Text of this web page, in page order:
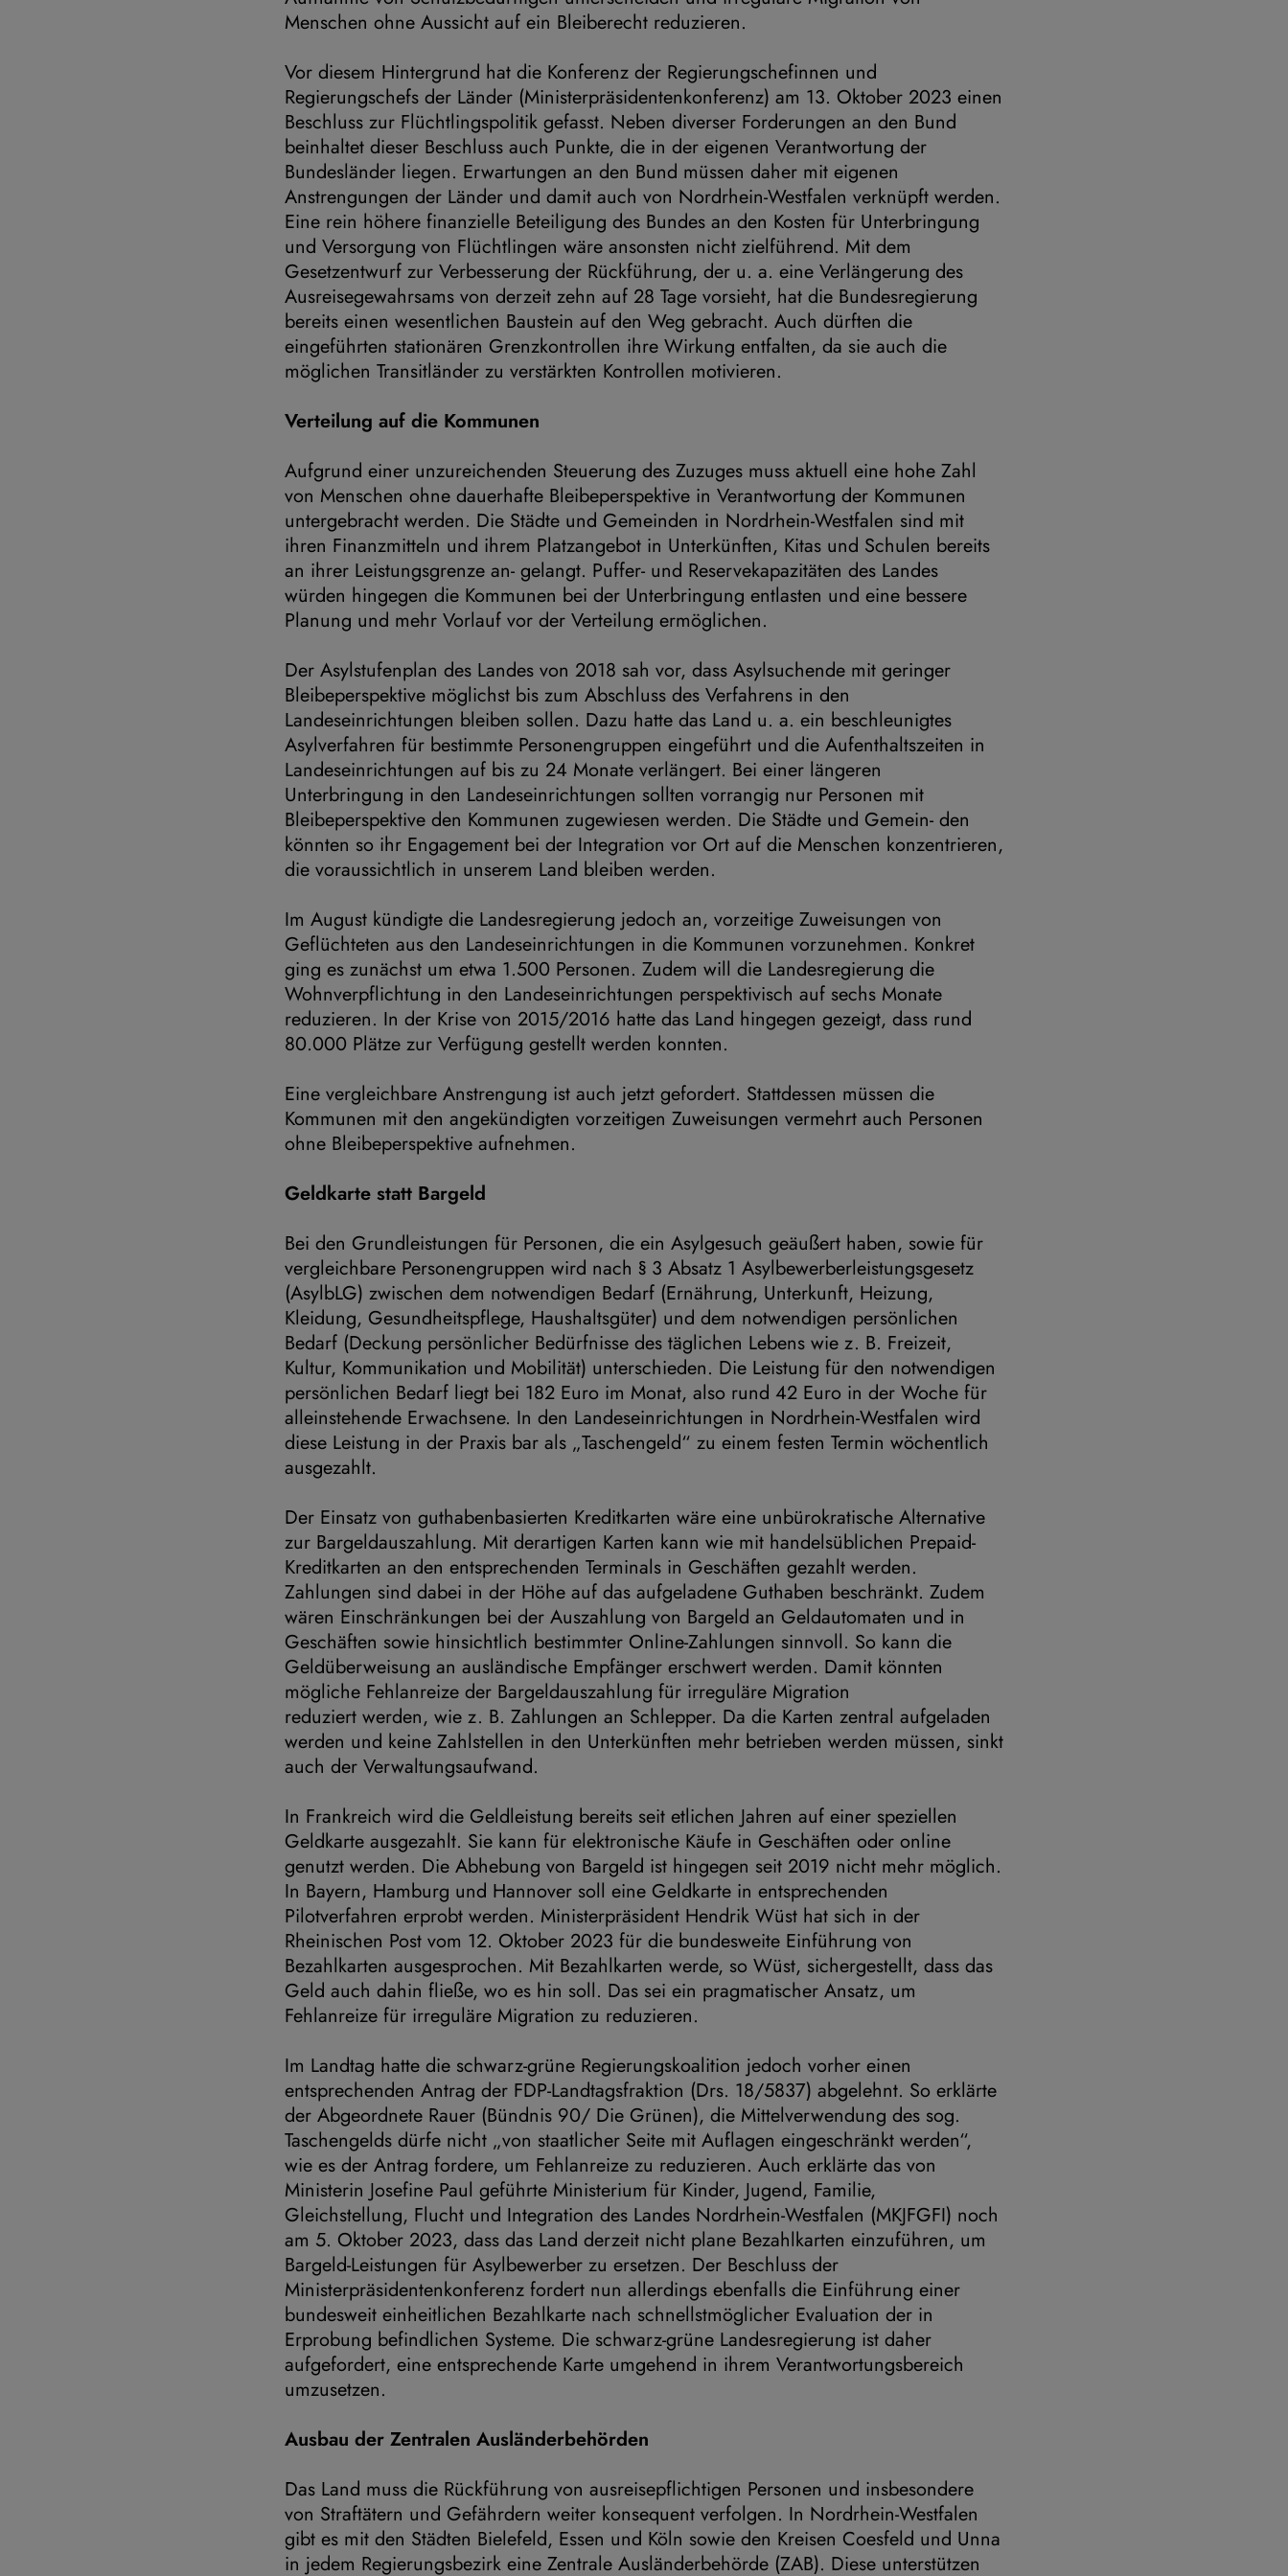
Menschen ohne Aussicht auf ein Bleiberecht reduzieren.
Vor diesem Hintergrund hat die Konferenz der Regierungschefinnen und
Regierungschefs der Länder (Ministerpräsidentenkonferenz) am 13. Oktober 2023 einen
Beschluss zur Flüchtlingspolitik gefasst. Neben diverser Forderungen an den Bund
beinhaltet dieser Beschluss auch Punkte, die in der eigenen Verantwortung der
Bundesländer liegen. Erwartungen an den Bund müssen daher mit eigenen
Anstrengungen der Länder und damit auch von Nordrhein-Westfalen verknüpft werden.
Eine rein höhere finanzielle Beteiligung des Bundes an den Kosten für Unterbringung
und Versorgung von Flüchtlingen wäre ansonsten nicht zielführend. Mit dem
Gesetzentwurf zur Verbesserung der Rückführung, der u. a. eine Verlängerung des
Ausreisegewahrsams von derzeit zehn auf 28 Tage vorsieht, hat die Bundesregierung
bereits einen wesentlichen Baustein auf den Weg gebracht. Auch dürften die
eingeführten stationären Grenzkontrollen ihre Wirkung entfalten, da sie auch die
möglichen Transitländer zu verstärkten Kontrollen motivieren.
Verteilung auf die Kommunen
Aufgrund einer unzureichenden Steuerung des Zuzuges muss aktuell eine hohe Zahl
von Menschen ohne dauerhafte Bleibeperspektive in Verantwortung der Kommunen
untergebracht werden. Die Städte und Gemeinden in Nordrhein-Westfalen sind mit
ihren Finanzmitteln und ihrem Platzangebot in Unterkünften, Kitas und Schulen bereits
an ihrer Leistungsgrenze an- gelangt. Puffer- und Reservekapazitäten des Landes
würden hingegen die Kommunen bei der Unterbringung entlasten und eine bessere
Planung und mehr Vorlauf vor der Verteilung ermöglichen.
Der Asylstufenplan des Landes von 2018 sah vor, dass Asylsuchende mit geringer
Bleibeperspektive möglichst bis zum Abschluss des Verfahrens in den
Landeseinrichtungen bleiben sollen. Dazu hatte das Land u. a. ein beschleunigtes
Asylverfahren für bestimmte Personengruppen eingeführt und die Aufenthaltszeiten in
Landeseinrichtungen auf bis zu 24 Monate verlängert. Bei einer längeren
Unterbringung in den Landeseinrichtungen sollten vorrangig nur Personen mit
Bleibeperspektive den Kommunen zugewiesen werden. Die Städte und Gemein- den
könnten so ihr Engagement bei der Integration vor Ort auf die Menschen konzentrieren,
die voraussichtlich in unserem Land bleiben werden.
Im August kündigte die Landesregierung jedoch an, vorzeitige Zuweisungen von
Geflüchteten aus den Landeseinrichtungen in die Kommunen vorzunehmen. Konkret
ging es zunächst um etwa 1.500 Personen. Zudem will die Landesregierung die
Wohnverpflichtung in den Landeseinrichtungen perspektivisch auf sechs Monate
reduzieren. In der Krise von 2015/2016 hatte das Land hingegen gezeigt, dass rund
80.000 Plätze zur Verfügung gestellt werden konnten.
Eine vergleichbare Anstrengung ist auch jetzt gefordert. Stattdessen müssen die
Kommunen mit den angekündigten vorzeitigen Zuweisungen vermehrt auch Personen
ohne Bleibeperspektive aufnehmen.
Geldkarte statt Bargeld
Bei den Grundleistungen für Personen, die ein Asylgesuch geäußert haben, sowie für
vergleichbare Personengruppen wird nach § 3 Absatz 1 Asylbewerberleistungsgesetz
(AsylbLG) zwischen dem notwendigen Bedarf (Ernährung, Unterkunft, Heizung,
Kleidung, Gesundheitspflege, Haushaltsgüter) und dem notwendigen persönlichen
Bedarf (Deckung persönlicher Bedürfnisse des täglichen Lebens wie z. B. Freizeit,
Kultur, Kommunikation und Mobilität) unterschieden. Die Leistung für den notwendigen
persönlichen Bedarf liegt bei 182 Euro im Monat, also rund 42 Euro in der Woche für
alleinstehende Erwachsene. In den Landeseinrichtungen in Nordrhein-Westfalen wird
diese Leistung in der Praxis bar als „Taschengeld“ zu einem festen Termin wöchentlich
ausgezahlt.
Der Einsatz von guthabenbasierten Kreditkarten wäre eine unbürokratische Alternative
zur Bargeldauszahlung. Mit derartigen Karten kann wie mit handelsüblichen Prepaid-
Kreditkarten an den entsprechenden Terminals in Geschäften gezahlt werden.
Zahlungen sind dabei in der Höhe auf das aufgeladene Guthaben beschränkt. Zudem
wären Einschränkungen bei der Auszahlung von Bargeld an Geldautomaten und in
Geschäften sowie hinsichtlich bestimmter Online-Zahlungen sinnvoll. So kann die
Geldüberweisung an ausländische Empfänger erschwert werden. Damit könnten
mögliche Fehlanreize der Bargeldauszahlung für irreguläre Migration
reduziert werden, wie z. B. Zahlungen an Schlepper. Da die Karten zentral aufgeladen
werden und keine Zahlstellen in den Unterkünften mehr betrieben werden müssen, sinkt
auch der Verwaltungsaufwand.
In Frankreich wird die Geldleistung bereits seit etlichen Jahren auf einer speziellen
Geldkarte ausgezahlt. Sie kann für elektronische Käufe in Geschäften oder online
genutzt werden. Die Abhebung von Bargeld ist hingegen seit 2019 nicht mehr möglich.
In Bayern, Hamburg und Hannover soll eine Geldkarte in entsprechenden
Pilotverfahren erprobt werden. Ministerpräsident Hendrik Wüst hat sich in der
Rheinischen Post vom 12. Oktober 2023 für die bundesweite Einführung von
Bezahlkarten ausgesprochen. Mit Bezahlkarten werde, so Wüst, sichergestellt, dass das
Geld auch dahin fließe, wo es hin soll. Das sei ein pragmatischer Ansatz, um
Fehlanreize für irreguläre Migration zu reduzieren.
Im Landtag hatte die schwarz-grüne Regierungskoalition jedoch vorher einen
entsprechenden Antrag der FDP-Landtagsfraktion (Drs. 18/5837) abgelehnt. So erklärte
der Abgeordnete Rauer (Bündnis 90/ Die Grünen), die Mittelverwendung des sog.
Taschengelds dürfe nicht „von staatlicher Seite mit Auflagen eingeschränkt werden“,
wie es der Antrag fordere, um Fehlanreize zu reduzieren. Auch erklärte das von
Ministerin Josefine Paul geführte Ministerium für Kinder, Jugend, Familie,
Gleichstellung, Flucht und Integration des Landes Nordrhein-Westfalen (MKJFGFI) noch
am 5. Oktober 2023, dass das Land derzeit nicht plane Bezahlkarten einzuführen, um
Bargeld-Leistungen für Asylbewerber zu ersetzen. Der Beschluss der
Ministerpräsidentenkonferenz fordert nun allerdings ebenfalls die Einführung einer
bundesweit einheitlichen Bezahlkarte nach schnellstmöglicher Evaluation der in
Erprobung befindlichen Systeme. Die schwarz-grüne Landesregierung ist daher
aufgefordert, eine entsprechende Karte umgehend in ihrem Verantwortungsbereich
umzusetzen.
Ausbau der Zentralen Ausländerbehörden
Das Land muss die Rückführung von ausreisepflichtigen Personen und insbesondere
von Straftätern und Gefährdern weiter konsequent verfolgen. In Nordrhein-Westfalen
gibt es mit den Städten Bielefeld, Essen und Köln sowie den Kreisen Coesfeld und Unna
in jedem Regierungsbezirk eine Zentrale Ausländerbehörde (ZAB). Diese unterstützen